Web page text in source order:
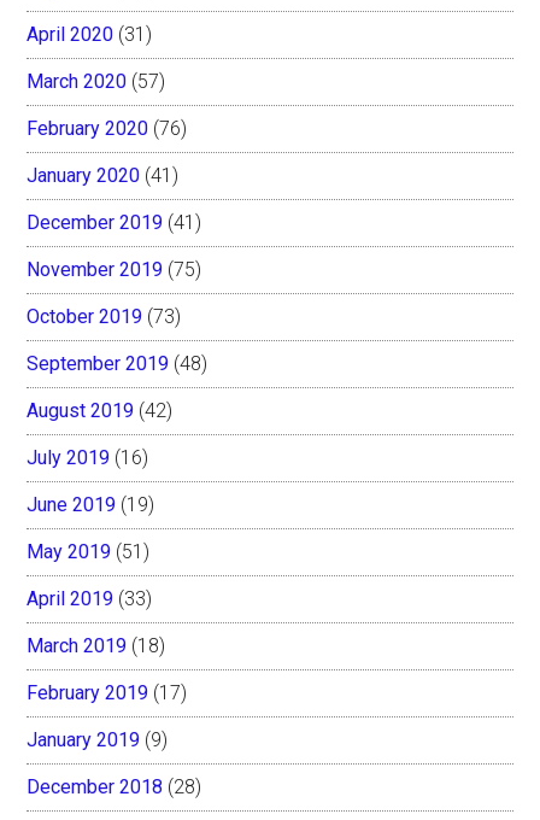
April 2020 (31)
March 2020 (57)
February 2020 (76)
January 2020 (41)
December 2019 (41)
November 2019 (75)
October 2019 (73)
September 2019 (48)
August 2019 (42)
July 2019 (16)
June 2019 (19)
May 2019 (51)
April 2019 (33)
March 2019 (18)
February 2019 (17)
January 2019 (9)
December 2018 (28)